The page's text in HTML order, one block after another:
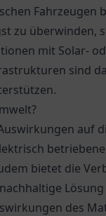
Fahrzeugen
zu überwinden,
mit Solar-
sind
auf
bietet die
des